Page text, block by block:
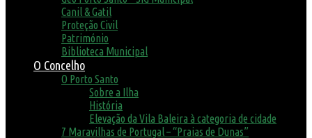
Canil & Gatil
Proteção Civil
Património
Biblioteca Municipal
O Concelho
O Porto Santo
Sobre a Ilha
História
Elevação da Vila Baleira à categoria de cidade
7 Maravilhas de Portugal – “Praias de Dunas”